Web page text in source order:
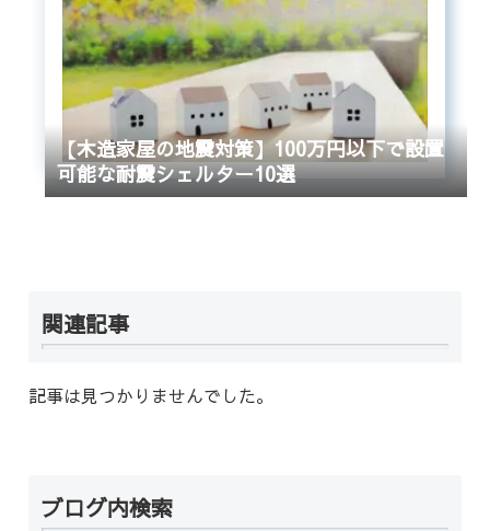
【木造家屋の地震対策】100万円以下で設置
可能な耐震シェルター10選
関連記事
記事は見つかりませんでした。
ブログ内検索